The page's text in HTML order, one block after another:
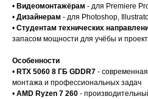
• Видеомонтажёрам - для Premiere
• Дизайнерам - для Photoshop,
• Студентам технических
запасом мощности для учёбы и
Особенности
• RTX 5060 8 ГБ GDDR7 -
монтажа и профессиональных задач
• AMD Ryzen 7 260 -